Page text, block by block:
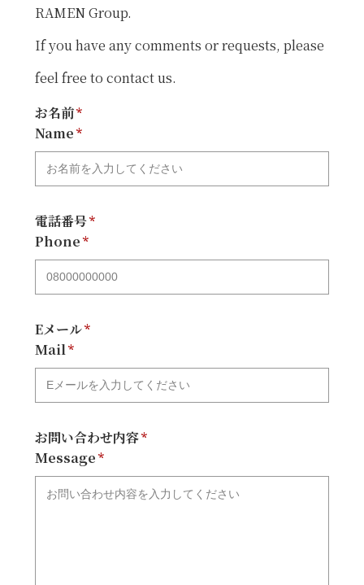
RAMEN Group.
If you have any comments or requests, please
feel free to contact us.
お名前
Name
電話番号
Phone
Eメール
Mail
お問い合わせ内容
Message